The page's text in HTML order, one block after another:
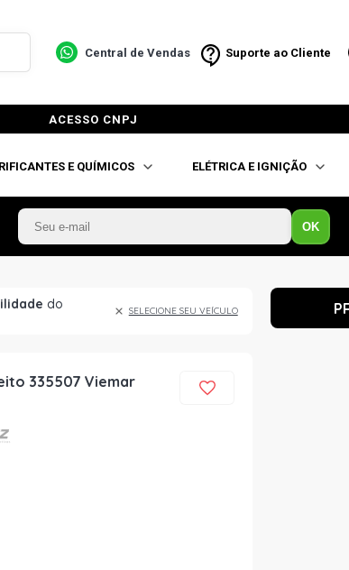
Central de Vendas Suporte ao Cliente
ACESSO CNPJ
E QUÍMICOS ELÉTRICA E IGNIÇÃO
OK
do
SELECIONE SEU VEÍCULO
335507 Viemar